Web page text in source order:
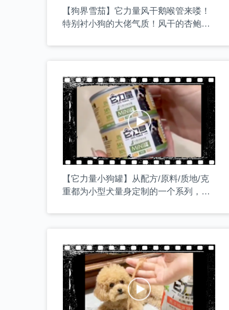
【狗界雪茄】它力量风干鹅喉管来喽！
特别衬小狗的大佬气质！风干的杏鲍菇
光，又能补充多种微量元素！
【它力量小狗罐】从配方/原料/质地/克
重都为小型犬量身定制的一个系列，高
超级食物。